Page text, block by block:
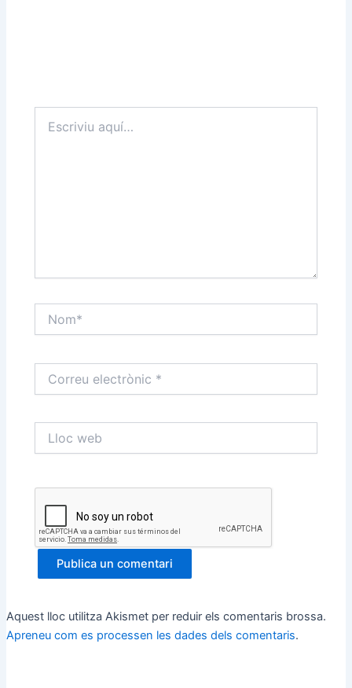
aquí…
electrònic
web
Aquest lloc utilitza Akismet per reduir els comentaris brossa.
Apreneu com es processen les dades dels comentaris.